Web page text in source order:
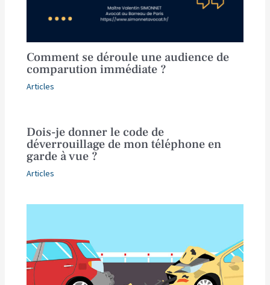
Comment se déroule une audience de
comparution immédiate ?
Articles
Dois-je donner le code de
déverrouillage de mon téléphone en
garde à vue ?
Articles